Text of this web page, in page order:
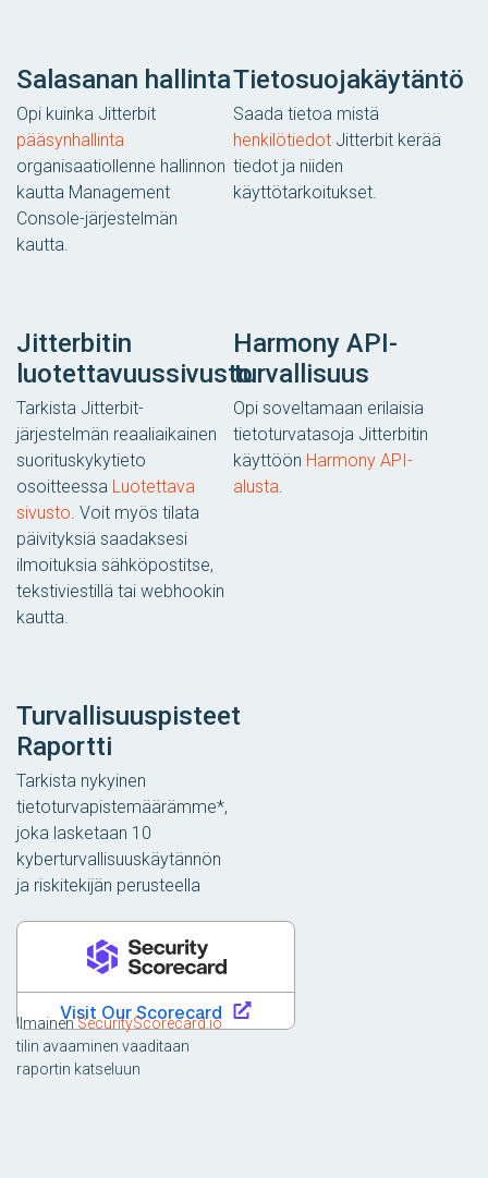
Salasanan hallinta
Opi kuinka Jitterbit
pääsynhallinta
organisaatiollenne hallinnon
kautta Management
Console-järjestelmän
kautta.
Tietosuojakäytäntö
Saada tietoa mistä
henkilötiedot Jitterbit kerää
tiedot ja niiden
käyttötarkoitukset.
Jitterbitin
luotettavuussivusto
Tarkista Jitterbit-
järjestelmän reaaliaikainen
suorituskykytieto
osoitteessa Luotettava
sivusto . Voit myös tilata
päivityksiä saadaksesi
ilmoituksia sähköpostitse,
tekstiviestillä tai webhookin
kautta.
Harmony API-
turvallisuus
Opi soveltamaan erilaisia
tietoturvatasoja Jitterbitin
käyttöön Harmony API-
alusta
Turvallisuuspisteet
Raportti
Tarkista nykyinen
tietoturvapistemäärämme*,
joka lasketaan 10
kyberturvallisuuskäytännön
ja riskitekijän perusteella
IlmainenSecurityScorecard.io
tilin avaaminen vaaditaan
raportin katseluun